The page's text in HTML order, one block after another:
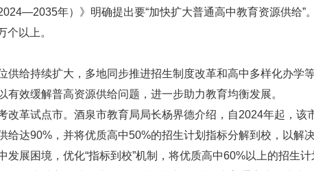
年）》明确提出要“加快扩大普通高中教育资源供给”
个以上。
供给持续扩大，多地同步推进招生制度改革和高中多样化办学
有效缓解普高资源供给问题，进一步助力教育均衡发展。
改革试点市。酒泉市教育局局长杨界德介绍，自2024年起，
给达90%，并将优质高中50%的招生计划指标分解到校，以解
发展困境，优化“指标到校”机制，将优质高中60%以上的招生